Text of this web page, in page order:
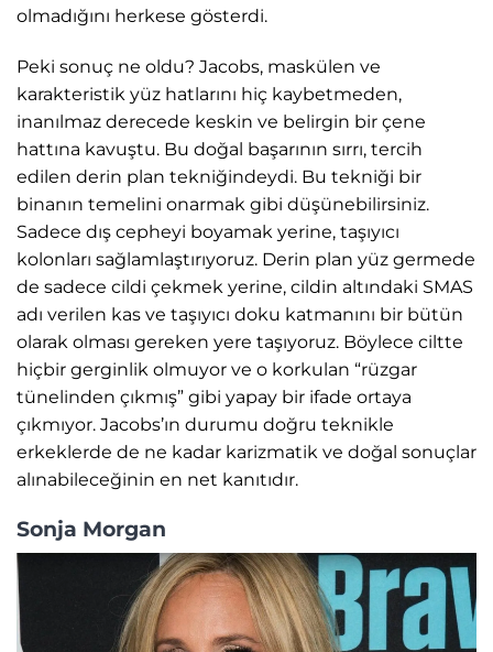
olmadığını herkese gösterdi.
Peki sonuç ne oldu? Jacobs, maskülen ve
karakteristik yüz hatlarını hiç kaybetmeden,
inanılmaz derecede keskin ve belirgin bir çene
hattına kavuştu. Bu doğal başarının sırrı, tercih
edilen derin plan tekniğindeydi. Bu tekniği bir
binanın temelini onarmak gibi düşünebilirsiniz.
Sadece dış cepheyi boyamak yerine, taşıyıcı
kolonları sağlamlaştırıyoruz. Derin plan yüz germede
de sadece cildi çekmek yerine, cildin altındaki SMAS
adı verilen kas ve taşıyıcı doku katmanını bir bütün
olarak olması gereken yere taşıyoruz. Böylece ciltte
hiçbir gerginlik olmuyor ve o korkulan “rüzgar
tünelinden çıkmış” gibi yapay bir ifade ortaya
çıkmıyor. Jacobs’ın durumu doğru teknikle
erkeklerde de ne kadar karizmatik ve doğal sonuçlar
alınabileceğinin en net kanıtıdır.
Sonja Morgan